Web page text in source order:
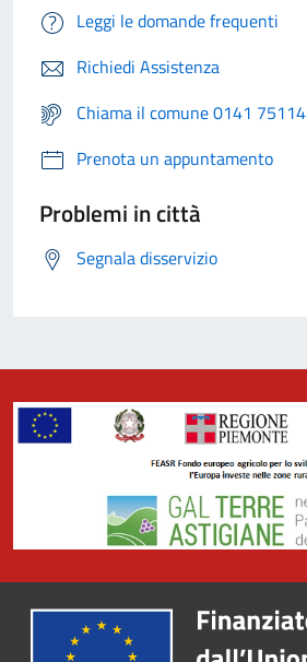
Leggi le domande frequenti
Richiedi Assistenza
Chiama il comune 0141 75114
Prenota un appuntamento
Problemi in città
Segnala disservizio